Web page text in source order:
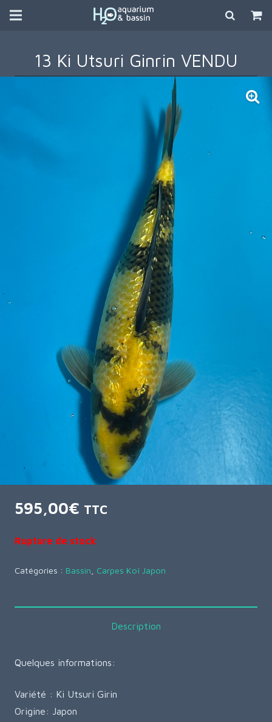
13 Ki Utsuri Ginrin VENDU
595,00€ TTC
Rupture de stock
Catégories : Bassin Carpes Koï Japon
Description
Quelques informations:
Variété : Ki Utsuri Girin
Origine: Japon